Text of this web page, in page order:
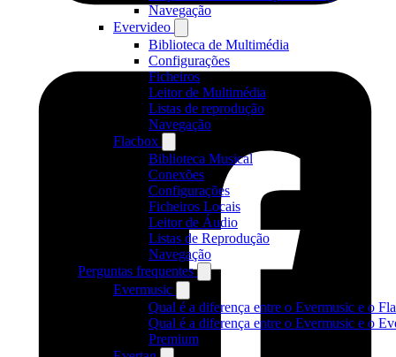
Navegação
Evervideo
Biblioteca de Multimédia
Configurações
Ficheiros
Leitor de Multimédia
Listas de reprodução
Navegação
Flacbox
Biblioteca Musical
Conexões
Configurações
Ficheiros Locais
Leitor de Áudio
Listas de Reprodução
Navegação
Perguntas frequentes
Evermusic
Qual é a diferença entre o Evermusic e o
Qual é a diferença entre o Evermusic e o
Premium